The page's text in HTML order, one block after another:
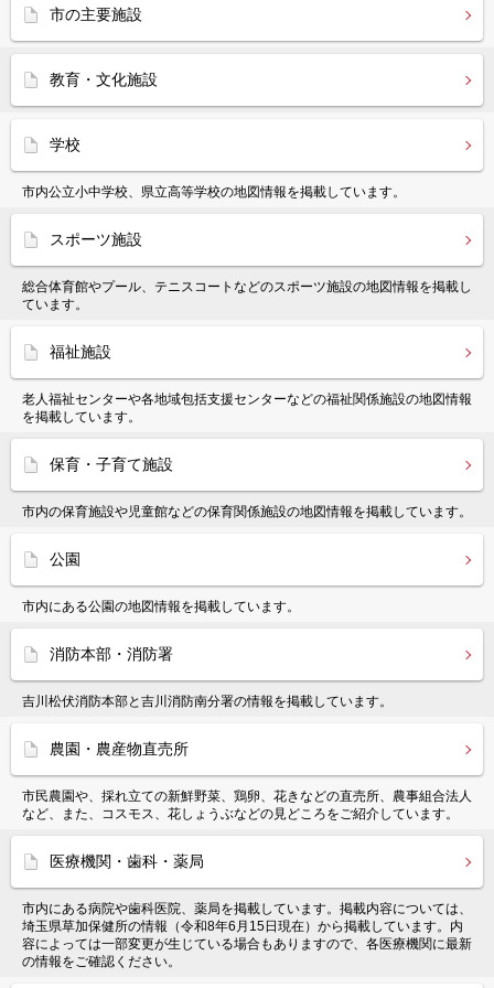
市の主要施設
教育・文化施設
学校
市内公立小中学校、県立高等学校の地図情報を掲載しています。
スポーツ施設
総合体育館やプール、テニスコートなどのスポーツ施設の地図情報を掲載し
ています。
福祉施設
老人福祉センターや各地域包括支援センターなどの福祉関係施設の地図情報
を掲載しています。
保育・子育て施設
市内の保育施設や児童館などの保育関係施設の地図情報を掲載しています。
公園
市内にある公園の地図情報を掲載しています。
消防本部・消防署
吉川松伏消防本部と吉川消防南分署の情報を掲載しています。
農園・農産物直売所
市民農園や、採れ立ての新鮮野菜、鶏卵、花きなどの直売所、農事組合法人
など、また、コスモス、花しょうぶなどの見どころをご紹介しています。
医療機関・歯科・薬局
市内にある病院や歯科医院、薬局を掲載しています。掲載内容については、
埼玉県草加保健所の情報（令和8年6月15日現在）から掲載しています。内
容によっては一部変更が生じている場合もありますので、各医療機関に最新
の情報をご確認ください。